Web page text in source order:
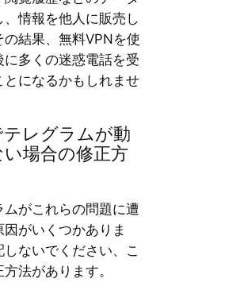
、情報を他人に販売し
の結果、無料VPNを使
に多くの迷惑電話を受
とになるかもしれませ
テレグラムが動
場合の修正方
ムがこれらの問題に遭
因がいくつかありま
しないでください、こ
法があります。